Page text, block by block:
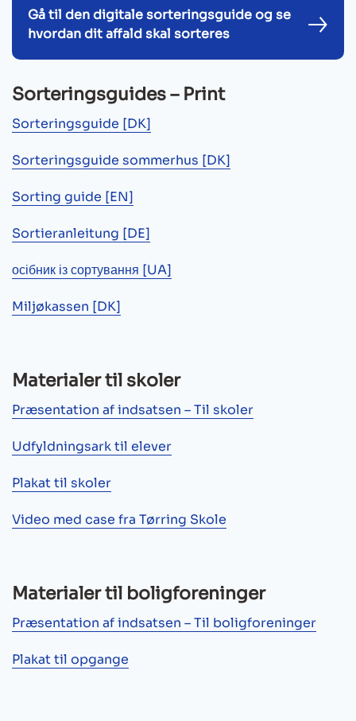
Gå til den digitale sorteringsguide og se
hvordan dit affald skal sorteres
Sorteringsguides – Print
Sorteringsguide [DK]
Sorteringsguide sommerhus [DK]
Sorting guide [EN]
Sortieranleitung [DE]
осібник із сортування [UA]
Miljøkassen [DK]
Materialer til skoler
Præsentation af indsatsen – Til skoler
Udfyldningsark til elever
Plakat til skoler
Video med case fra Tørring Skole
Materialer til boligforeninger
Præsentation af indsatsen – Til boligforeninger
Plakat til opgange